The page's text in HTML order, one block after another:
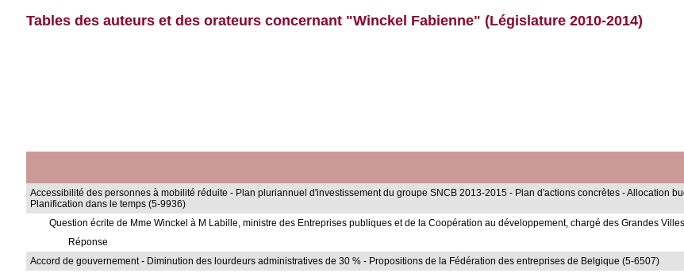
Tables des auteurs et des orateurs concernant "Winckel Fabienne" (Législature 2010-2014)
Accessibilité des personnes à mobilité réduite - Plan pluriannuel d'investissement du groupe SNCB 2013-2015 - Plan d'actions concrètes - Allocation
Planification dans le temps (5-9936)
Question écrite de Mme Winckel à M Labille, ministre des Entreprises publiques et de la Coopération au développement, chargé des Grandes Villes
Réponse
Accord de gouvernement - Diminution des lourdeurs administratives de 30 % - Propositions de la Fédération des entreprises de Belgique (5-6507)